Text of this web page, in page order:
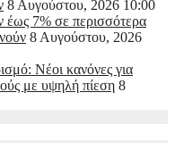
8 Αυγούστου, 2026 10:00
έως 7% σε περισσότερα
8 Αυγούστου, 2026
Νέοι κανόνες για
με υψηλή πίεση 8